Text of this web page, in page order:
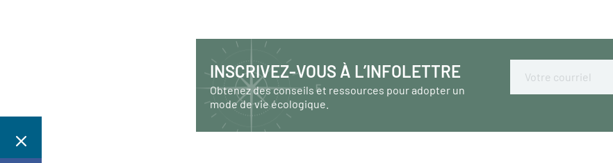
INSCRIVEZ-VOUS À L’INFOLETTRE
Obtenez des conseils et ressources pour adopter un
mode de vie écologique.
Email